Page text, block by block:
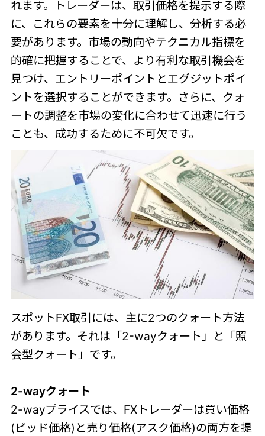
れます。トレーダーは、取引価格を提示する際
に、これらの要素を十分に理解し、分析する必
要があります。市場の動向やテクニカル指標を
的確に把握することで、より有利な取引機会を
見つけ、エントリーポイントとエグジットポイ
ントを選択することができます。さらに、クォ
ートの調整を市場の変化に合わせて迅速に行う
ことも、成功するために不可欠です。
スポットFX取引には、主に2つのクォート方法
があります。それは「2-wayクォート」と「照
会型クォート」です。
2-wayクォート
2-wayプライスでは、FXトレーダーは買い価格
(ビッド価格)と売り価格(アスク価格)の両方を提